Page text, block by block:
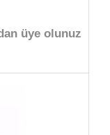
üye olunuz